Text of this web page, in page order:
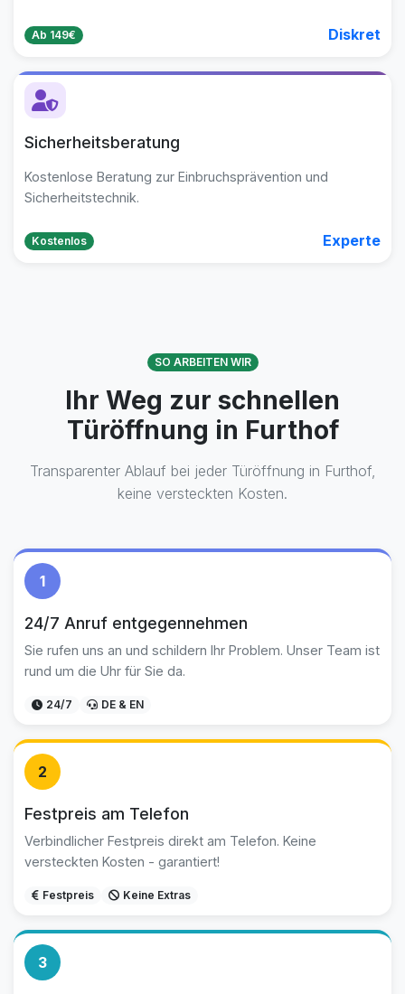
Ab 149€ Diskret
Sicherheitsberatung
Kostenlose Beratung zur Einbruchsprävention und
Sicherheitstechnik.
Kostenlos Experte
SO ARBEITEN WIR
Ihr Weg zur schnellen
Türöffnung in Furthof
Transparenter Ablauf bei jeder Türöffnung in Furthof,
keine versteckten Kosten.
1
24/7 Anruf entgegennehmen
Sie rufen uns an und schildern Ihr Problem. Unser Team ist
rund um die Uhr für Sie da.
24/7 DE & EN
2
Festpreis am Telefon
Verbindlicher Festpreis direkt am Telefon. Keine
versteckten Kosten - garantiert!
Festpreis Keine Extras
3